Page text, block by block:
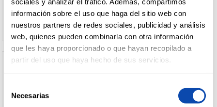
información sobre el uso que haga del sitio web con
nuestros partners de redes sociales, publicidad y análisis
web, quienes pueden combinarla con otra información
que les haya proporcionado o que hayan recopilado a
partir del uso que haya hecho de sus servicios.
Necesarias